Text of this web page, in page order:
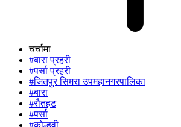
चर्चामा
#बारा प्रहरी
#पर्सा प्रहरी
#जितपुर सिमरा उपमहानगरपालिका
#बारा
#रौतहट
#पर्सा
#कोल्हवी